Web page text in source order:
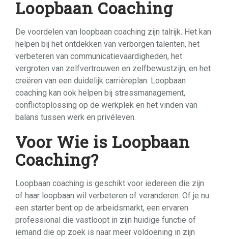
Loopbaan Coaching
De voordelen van loopbaan coaching zijn talrijk. Het kan
helpen bij het ontdekken van verborgen talenten, het
verbeteren van communicatievaardigheden, het
vergroten van zelfvertrouwen en zelfbewustzijn, en het
creëren van een duidelijk carrièreplan. Loopbaan
coaching kan ook helpen bij stressmanagement,
conflictoplossing op de werkplek en het vinden van
balans tussen werk en privéleven.
Voor Wie is Loopbaan
Coaching?
Loopbaan coaching is geschikt voor iedereen die zijn
of haar loopbaan wil verbeteren of veranderen. Of je nu
een starter bent op de arbeidsmarkt, een ervaren
professional die vastloopt in zijn huidige functie of
iemand die op zoek is naar meer voldoening in zijn